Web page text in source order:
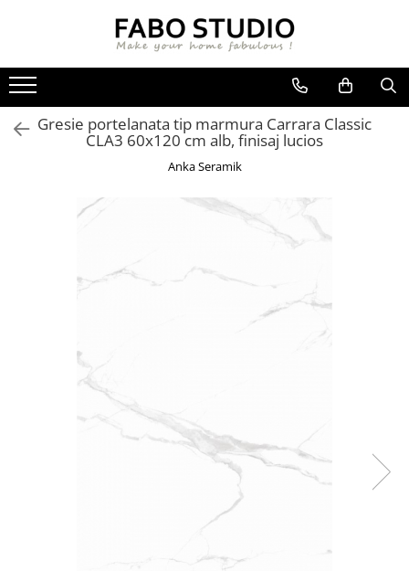
GRESIE INTERIOR
GRESIE EXTERIOR
GRESIE XXL - LASTRE
FAIANTA
PIESE DECORATIVE
CANAPELE
CUIEREGresie portelanata tip marmura Carrara Classic
CLA3 60x120 cm alb, finisaj lucios
Anka Seramik